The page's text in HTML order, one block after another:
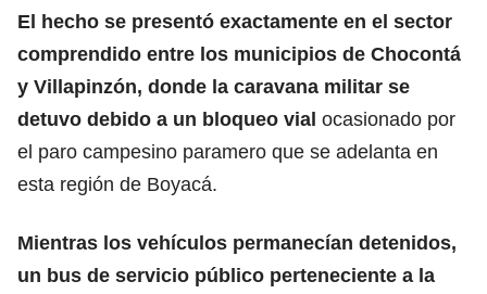
El hecho se presentó exactamente en el sector
comprendido entre los municipios de Chocontá
y Villapinzón, donde la caravana militar se
detuvo debido a un bloqueo vial ocasionado por
el paro campesino paramero que se adelanta en
esta región de Boyacá.
Mientras los vehículos permanecían detenidos,
un bus de servicio público perteneciente a la